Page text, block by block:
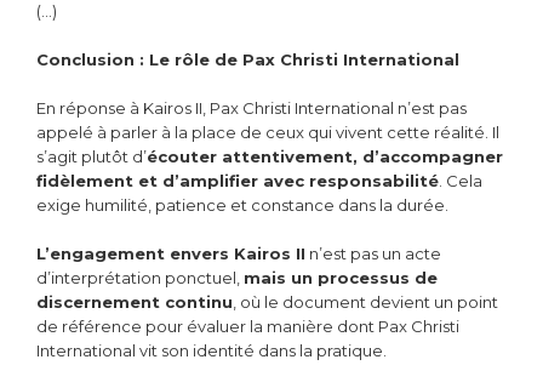
(…)
Conclusion : Le rôle de Pax Christi International
En réponse à Kairos II, Pax Christi International n’est pas
appelé à parler à la place de ceux qui vivent cette réalité. Il
s’agit plutôt d’écouter attentivement, d’accompagner
fidèlement et d’amplifier avec responsabilité. Cela
exige humilité, patience et constance dans la durée.
L’engagement envers Kairos II n’est pas un acte
d’interprétation ponctuel, mais un processus de
discernement continu, où le document devient un point
de référence pour évaluer la manière dont Pax Christi
International vit son identité dans la pratique.